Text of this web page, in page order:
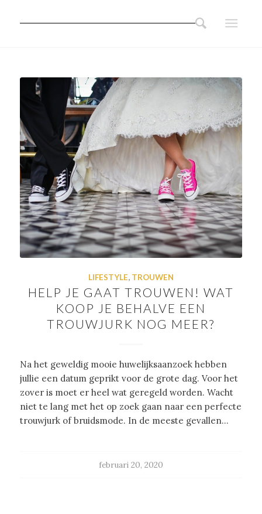
LIFESTYLE, TROUWEN
HELP JE GAAT TROUWEN! WAT
KOOP JE BEHALVE EEN
TROUWJURK NOG MEER?
Na het geweldig mooie huwelijksaanzoek hebben
jullie een datum geprikt voor de grote dag. Voor het
zover is moet er heel wat geregeld worden. Wacht
niet te lang met het op zoek gaan naar een perfecte
trouwjurk of bruidsmode. In de meeste gevallen…
februari 20, 2020